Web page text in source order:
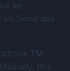
an
im Sinne des
TM
this